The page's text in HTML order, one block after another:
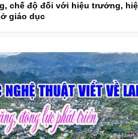
chế độ đối với hiệu trưởng,
giáo dục
phòng, chống bão, lũ,
khí hậu
quốc phòng Việt Nam -
ưu tiên, ưu đãi trong đấu
xứ trong nước